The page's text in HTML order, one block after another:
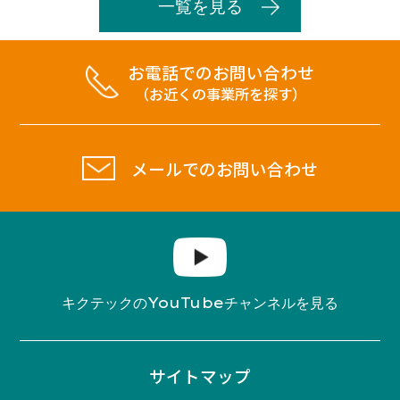
一覧を見る
お電話でのお問い合わせ
（お近くの事業所を探す）
メールでのお問い合わせ
キクテックのYouTubeチャンネルを見る
サイトマップ